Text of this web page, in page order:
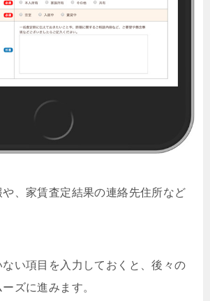
、家賃査定結果の連絡先住所など
い項目を入力しておくと、後々の
ズに進みます。